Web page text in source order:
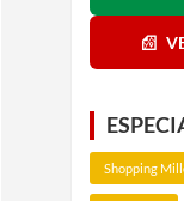
Shopping